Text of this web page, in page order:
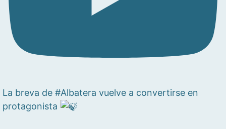
La breva de #Albatera vuelve a convertirse en
protagonista